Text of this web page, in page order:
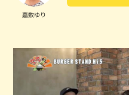
嘉数ゆり